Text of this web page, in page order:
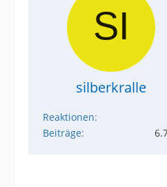
silberkralle
Reaktionen
Beiträge